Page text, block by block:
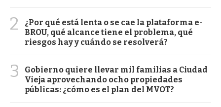
2
¿Por qué está lenta o se cae la plataforma e-
BROU, qué alcance tiene el problema, qué
riesgos hay y cuándo se resolverá?
3
Gobierno quiere llevar mil familias a Ciudad
Vieja aprovechando ocho propiedades
públicas: ¿cómo es el plan del MVOT?